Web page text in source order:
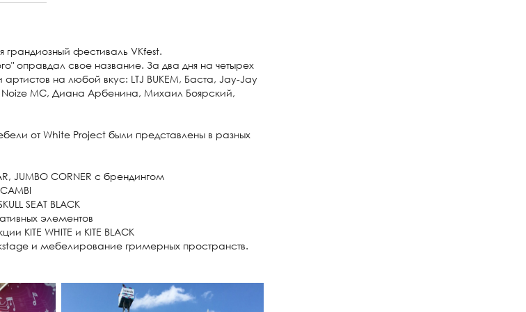
грандиозный фестиваль VKfest.
оправдал свое название. За два дня на четырех
на любой вкус: LTJ BUKEM, Баста, Jay-Jay
MC, Диана Арбенина, Михаил Боярский,
от White Project были представлены в разных
JUMBO CORNER с брендингом
SEAT BLACK
элементов
KITE WHITE и KITE BLACK
и мебелирование гримерных пространств.